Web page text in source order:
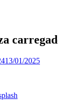
13/01/2025